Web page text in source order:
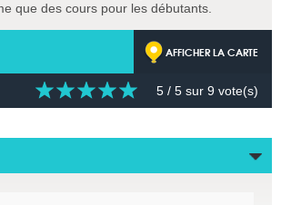
que des cours pour les débutants.
AFFICHER LA CARTE
5 / 5 sur 9 vote(s)